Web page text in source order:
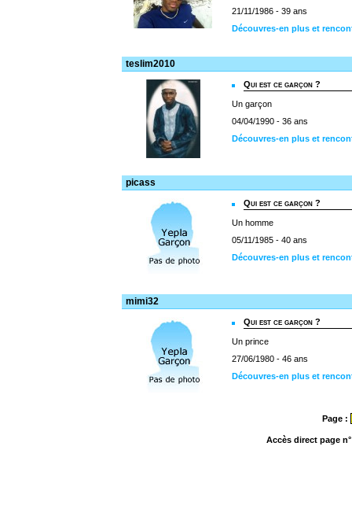
21/11/1986 - 39 ans
Découvres-en plus et
teslim2010
Qui est ce garçon ?
Un garçon
04/04/1990 - 36 ans
Découvres-en plus et
picass
Qui est ce garçon ?
Un homme
05/11/1985 - 40 ans
Découvres-en plus et
mimi32
Qui est ce garçon ?
Un prince
27/06/1980 - 46 ans
Découvres-en plus et
Page :
Accès direct page